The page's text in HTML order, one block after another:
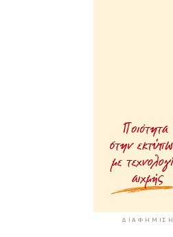
ΔΙΑΦΉΜΙΣΗ